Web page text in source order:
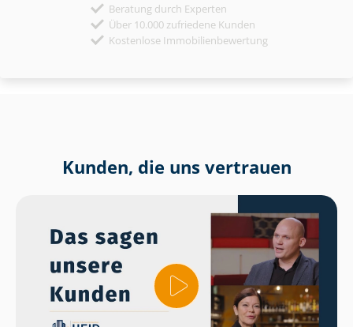
Beratung durch Experten
Über 10.000 zufriedene Kunden
Kostenlose Immobilienbewertung
Kunden, die uns vertrauen